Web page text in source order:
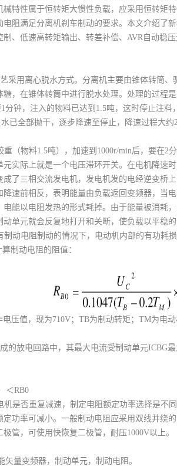
械特性属于恒转矩大惯性负载，应采用恒转矩
阻满足分离机刹车制动的要求。本文介绍了
、低速高转矩输出、转差补偿、AVR自动稳
采用离心脱水方式。分离机主要由锥体转筒
糖，在锥体转筒中进行脱水处理。处理的过程
分钟，注入的物料已达到1.5吨，这时停止注料
已全部抛干，逐步降速至停止，降速过程大
（物料1.5吨），加速到1000r/min后，要在2
实际上就是一个电压滞环开关。在电机降速
了三相交流发电机，发电机发的电经逆变桥
速前相反，表明能量由负载返回变频器，当
能以电阻发热的形式耗掉。由于能量被消耗
动单元就会反复地打开和关断，使负载以平稳
制动电阻制动的情况下，电动机内部的有功耗
制动电阻的阻值：
压值，现为710V；TB为制动转矩；TM为电
的放电回路中，其最大电流受制动单元ICBG
＜RB0
机是否重复减速，制定电阻额定功率选择是不
定功率可减小。一般制动电阻应采用双线并绕
管，可使用快恢复二极管，耐压1000V以上。
矢量变频器，制动单元，制动电阻。